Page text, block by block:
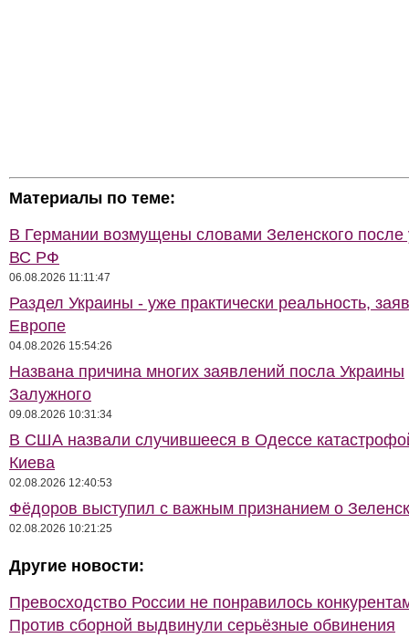
Материалы по теме:
В Германии возмущены словами Зеленского после
ВС РФ
06.08.2026 11:11:47
Раздел Украины - уже практически реальность,
Европе
04.08.2026 15:54:26
Названа причина многих заявлений посла Украины
Залужного
09.08.2026 10:31:34
В США назвали случившееся в Одессе
Киева
02.08.2026 12:40:53
Фёдоров выступил с важным признанием о
02.08.2026 10:21:25
Другие новости:
Превосходство России не понравилось
Против сборной выдвинули серьёзные обвинения